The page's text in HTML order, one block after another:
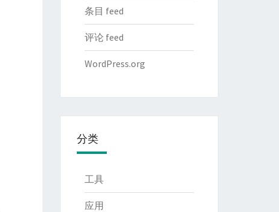
条目 feed
评论 feed
WordPress.org
分类
工具
应用